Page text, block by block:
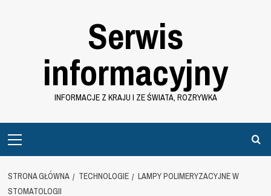
Serwis
informacyjny
INFORMACJE Z KRAJU I ZE ŚWIATA, ROZRYWKA
Menu
STRONA GŁÓWNA TECHNOLOGIE
LAMPY POLIMERYZACYJNE W
STOMATOLOGII